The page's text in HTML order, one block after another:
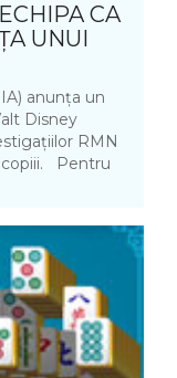
CA
UNUI
anunța un
Disney
RMN
copiii. Pentru